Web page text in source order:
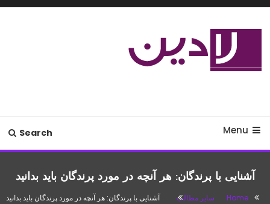
Skip
Menu
Search
آشنایی با پرندگان: هر آنچه در مورد پرندگان باید بدانید
Home سایر مطالب آشنایی با پرندگان: هر آنچه در مورد پرندگان باید بدانید